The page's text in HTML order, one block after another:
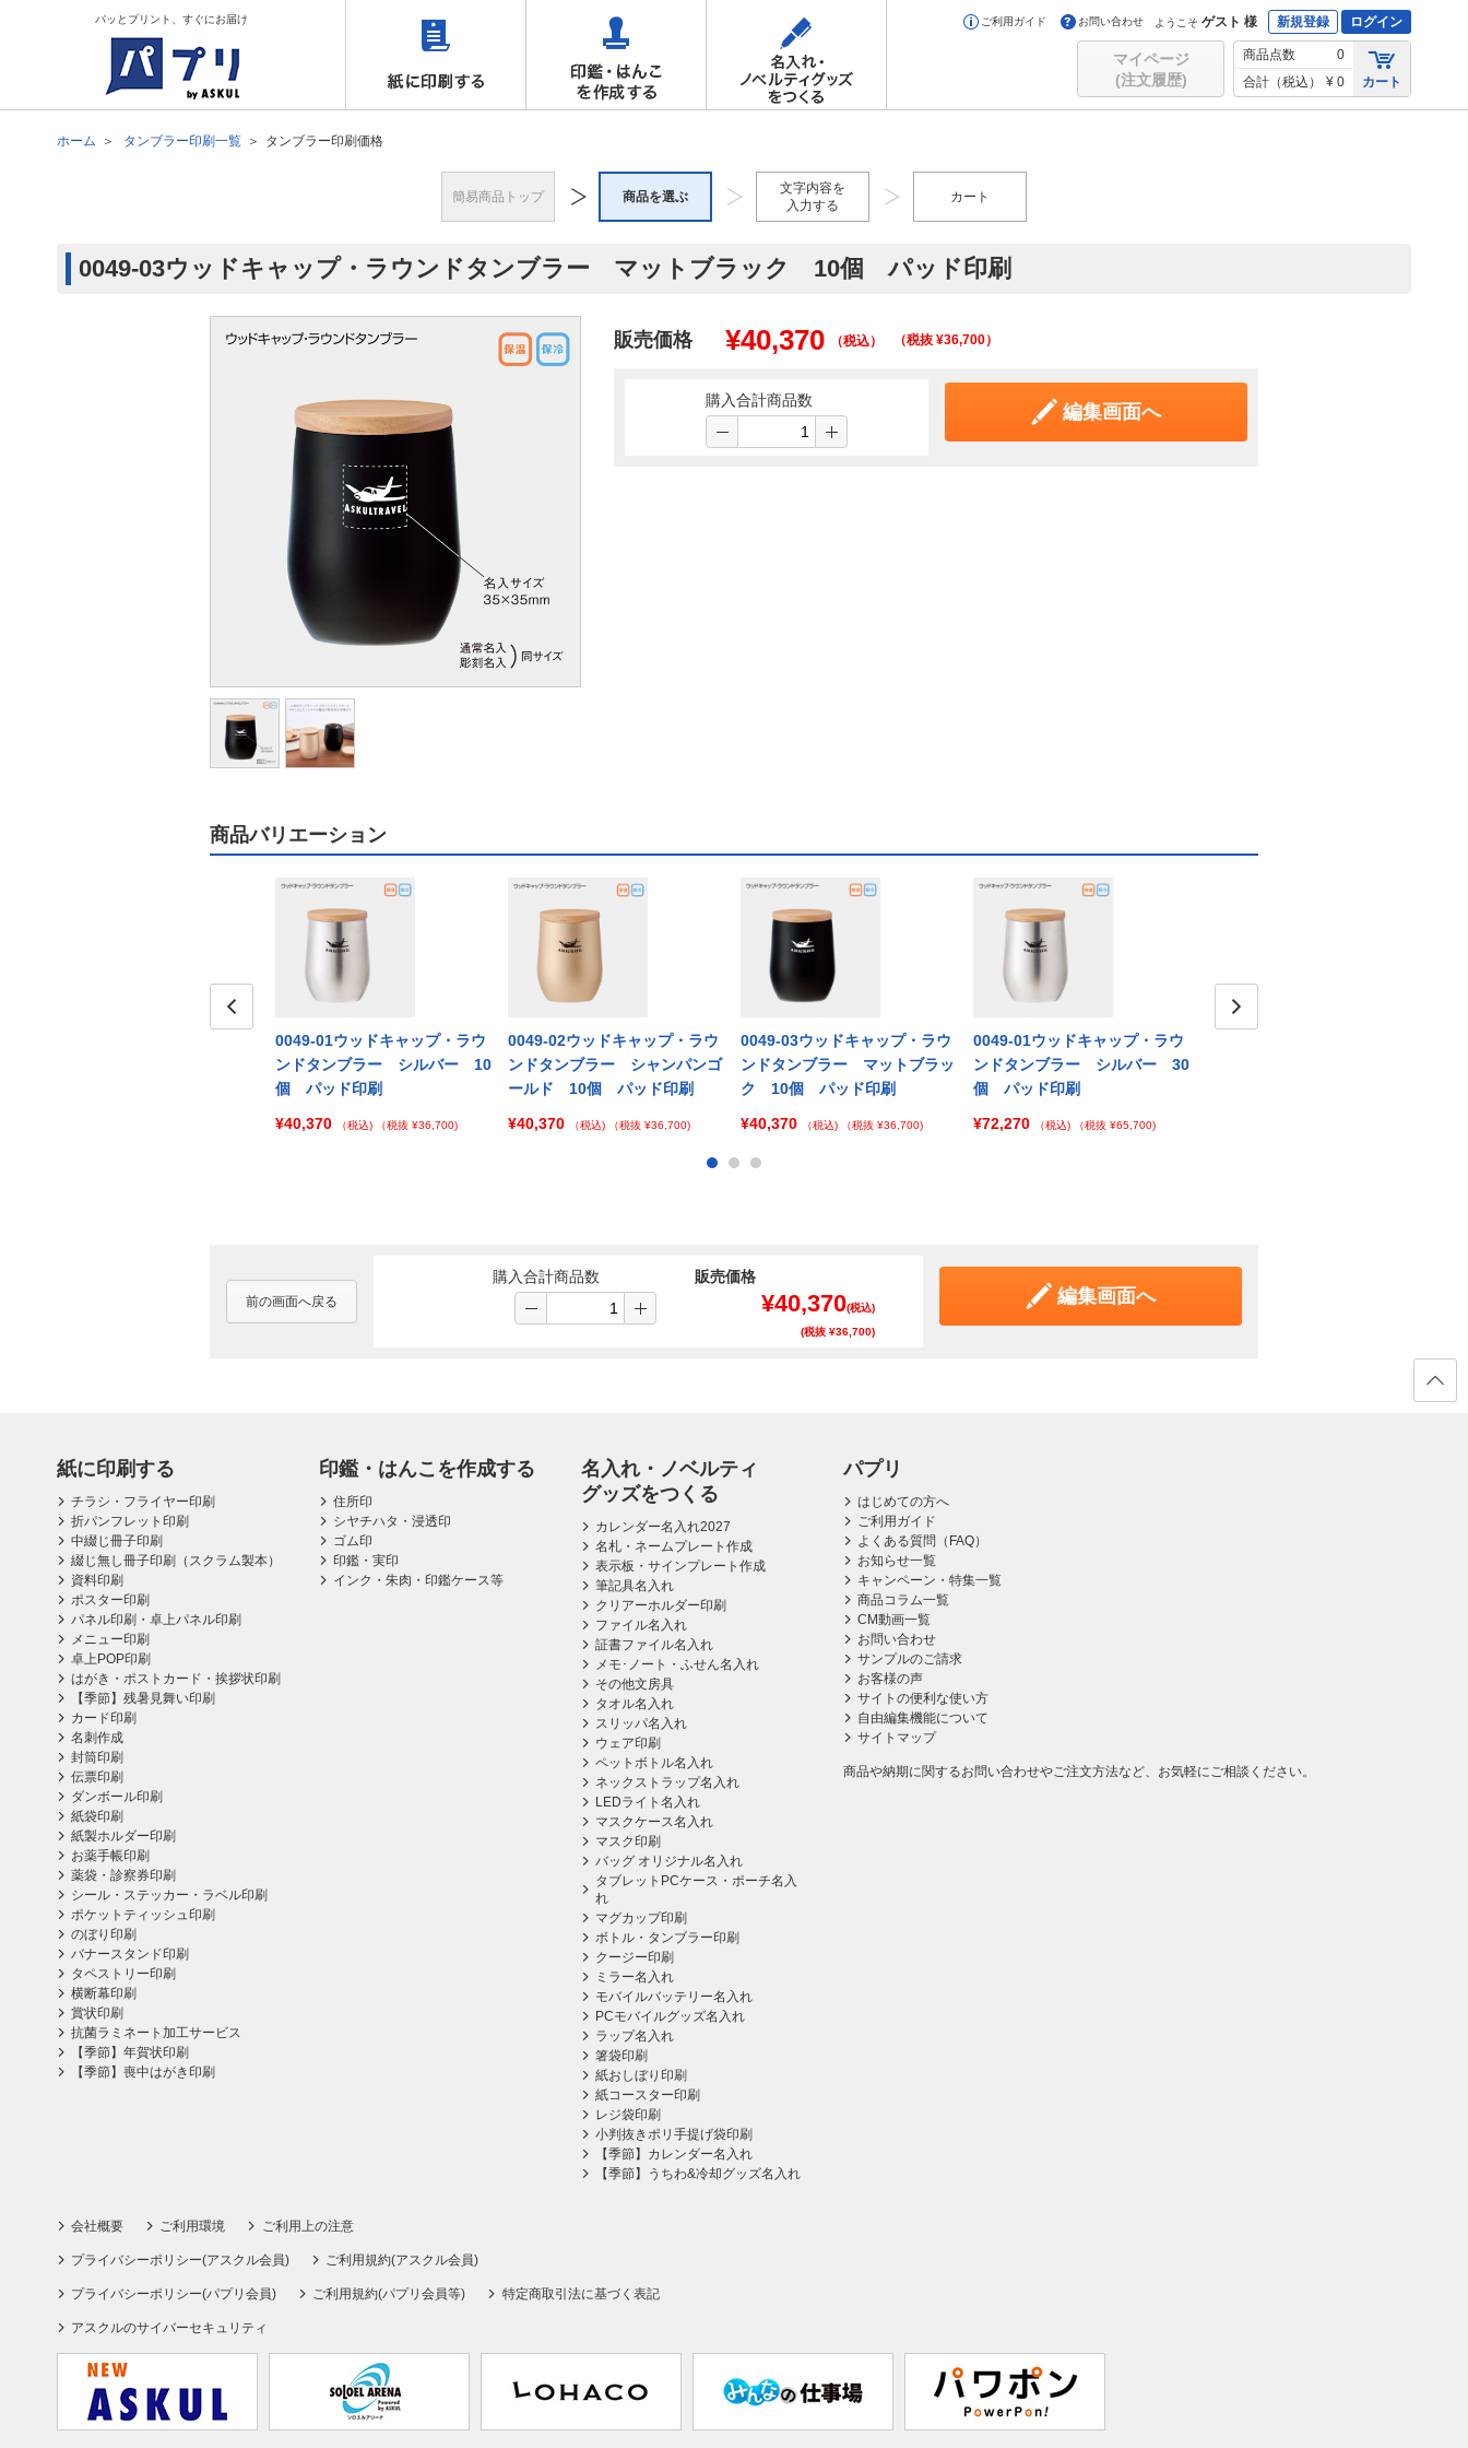
パッとプリント、すぐにお届け ご利用ガイド お問い合わせ ようこそ ゲスト 様 新規登録 ログイン
マイページ
(注文履歴)
商品点数
0
合計（税込）
¥ 0 カート
ホーム タンブラー印刷一覧 タンブラー印刷価格
簡易商品トップ 商品を選ぶ
文字内容を
入力する
カート
0049-03ウッドキャップ・ラウンドタンブラー マットブラック 10個 パッド印刷
販売価格 ¥40,370 （税込） （税抜 ¥36,700）
購入合計商品数
編集画面へ
商品バリエーション
0049-01ウッドキャップ・ラウ
ンドタンブラー シルバー 10
個 パッド印刷
¥40,370
（税込) （税抜 ¥36,700)
0049-02ウッドキャップ・ラウ
ンドタンブラー シャンパンゴ
ールド 10個 パッド印刷
¥40,370
（税込) （税抜 ¥36,700)
0049-03ウッドキャップ・ラウ
ンドタンブラー マットブラッ
ク 10個 パッド印刷
¥40,370
（税込) （税抜 ¥36,700)
0049-01ウッドキャップ・ラウ
ンドタンブラー シルバー 30
個 パッド印刷
¥72,270
（税込) （税抜 ¥65,700)
前の画面へ戻る
購入合計商品数 販売価格
¥40,370(税込)
(税抜 ¥36,700)
編集画面へ
紙に印刷する
チラシ・フライヤー印刷
折パンフレット印刷
中綴じ冊子印刷
綴じ無し冊子印刷（スクラム製本）
資料印刷
ポスター印刷
パネル印刷・卓上パネル印刷
メニュー印刷
卓上POP印刷
はがき・ポストカード・挨拶状印刷
【季節】残暑見舞い印刷
カード印刷
名刺作成
封筒印刷
伝票印刷
ダンボール印刷
紙袋印刷
紙製ホルダー印刷
お薬手帳印刷
薬袋・診察券印刷
シール・ステッカー・ラベル印刷
ポケットティッシュ印刷
のぼり印刷
バナースタンド印刷
タペストリー印刷
横断幕印刷
賞状印刷
抗菌ラミネート加工サービス
【季節】年賀状印刷
【季節】喪中はがき印刷
印鑑・はんこを作成する
住所印
シヤチハタ・浸透印
ゴム印
印鑑・実印
インク・朱肉・印鑑ケース等
名入れ・ノベルティ
グッズをつくる
カレンダー名入れ2027
名札・ネームプレート作成
表示板・サインプレート作成
筆記具名入れ
クリアーホルダー印刷
ファイル名入れ
証書ファイル名入れ
メモ･ノート・ふせん名入れ
その他文房具
タオル名入れ
スリッパ名入れ
ウェア印刷
ペットボトル名入れ
ネックストラップ名入れ
LEDライト名入れ
マスクケース名入れ
マスク印刷
バッグ オリジナル名入れ
タブレットPCケース・ポーチ名入
れ
マグカップ印刷
ボトル・タンブラー印刷
クージー印刷
ミラー名入れ
モバイルバッテリー名入れ
PCモバイルグッズ名入れ
ラップ名入れ
箸袋印刷
紙おしぼり印刷
紙コースター印刷
レジ袋印刷
小判抜きポリ手提げ袋印刷
【季節】カレンダー名入れ
【季節】うちわ&冷却グッズ名入れ
パプリ
はじめての方へ
ご利用ガイド
よくある質問（FAQ）
お知らせ一覧
キャンペーン・特集一覧
商品コラム一覧
CM動画一覧
お問い合わせ
サンプルのご請求
お客様の声
サイトの便利な使い方
自由編集機能について
サイトマップ
商品や納期に関するお問い合わせやご注文方法など、お気軽にご相談ください。
会社概要 ご利用環境 ご利用上の注意
プライバシーポリシー(アスクル会員) ご利用規約(アスクル会員)
プライバシーポリシー(パプリ会員) ご利用規約(パプリ会員等) 特定商取引法に基づく表記
アスクルのサイバーセキュリティ